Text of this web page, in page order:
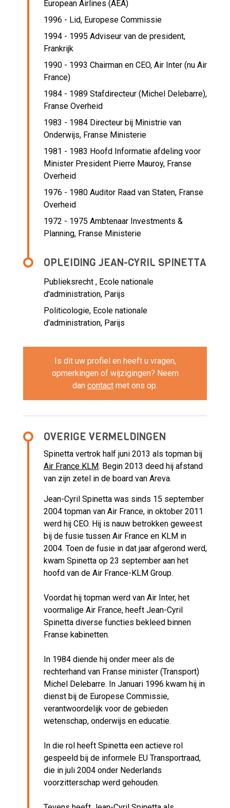
European Airlines (AEA)
1996 - Lid, Europese Commissie
1994 - 1995 Adviseur van de president,
Frankrijk
1990 - 1993 Chairman en CEO, Air Inter (nu Air
France)
1984 - 1989 Stafdirecteur (Michel Delebarre),
Franse Overheid
1983 - 1984 Directeur bij Ministrie van
Onderwijs, Franse Ministerie
1981 - 1983 Hoofd Informatie afdeling voor
Minister President Pierre Mauroy, Franse
Overheid
1976 - 1980 Auditor Raad van Staten, Franse
Overheid
1972 - 1975 Ambtenaar Investments &
Planning, Franse Ministerie
OPLEIDING JEAN-CYRIL SPINETTA
Publieksrecht , Ecole nationale
d'administration, Parijs
Politicologie, Ecole nationale
d'administration, Parijs
Is dit uw profiel en heeft u vragen,
opmerkingen of wijzigingen? Neem
dan contact met ons op.
OVERIGE VERMELDINGEN
Spinetta vertrok half juni 2013 als topman bij
Air France KLM. Begin 2013 deed hij afstand
van zijn zetel in de board van Areva.
Jean-Cyril Spinetta was sinds 15 september
2004 topman van Air France, in oktober 2011
werd hij CEO. Hij is nauw betrokken geweest
bij de fusie tussen Air France en KLM in
2004. Toen de fusie in dat jaar afgerond werd,
kwam Spinetta op 23 september aan het
hoofd van de Air France-KLM Group.
Voordat hij topman werd van Air Inter, het
voormalige Air France, heeft Jean-Cyril
Spinetta diverse functies bekleed binnen
Franse kabinetten.
In 1984 diende hij onder meer als de
rechterhand van Franse minister (Transport)
Michel Delebarre. In Januari 1996 kwam hij in
dienst bij de Europese Commissie,
verantwoordelijk voor de gebieden
wetenschap, onderwijs en educatie.
In die rol heeft Spinetta een actieve rol
gespeeld bij de informele EU Transportraad,
die in juli 2004 onder Nederlands
voorzitterschap werd gehouden.